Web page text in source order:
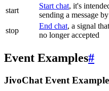
start
Start chat, it's
sending a message
stop
End chat, a signal
no longer accepted
Event Examples#
JivoChat Event